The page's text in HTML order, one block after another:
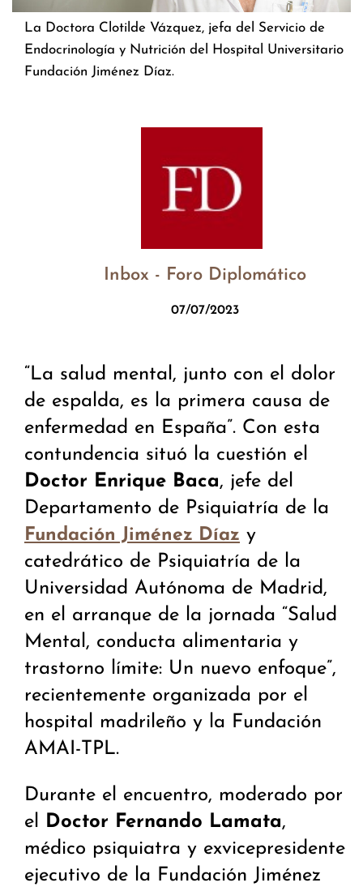
La Doctora Clotilde Vázquez, jefa del Servicio de
Endocrinología y Nutrición del Hospital Universitario
Fundación Jiménez Díaz.
Inbox - Foro Diplomático
07/07/2023
“La salud mental, junto con el dolor
de espalda, es la primera causa de
enfermedad en España”. Con esta
contundencia situó la cuestión el
Doctor Enrique Baca, jefe del
Departamento de Psiquiatría de la
Fundación Jiménez Díaz y
catedrático de Psiquiatría de la
Universidad Autónoma de Madrid,
en el arranque de la jornada “Salud
Mental, conducta alimentaria y
trastorno límite: Un nuevo enfoque”,
recientemente organizada por el
hospital madrileño y la Fundación
AMAI-TPL.
Durante el encuentro, moderado por
el Doctor Fernando Lamata,
médico psiquiatra y exvicepresidente
ejecutivo de la Fundación Jiménez